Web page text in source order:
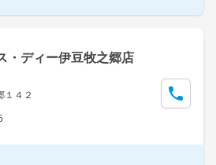
・ディー伊豆牧之郷店
１４２